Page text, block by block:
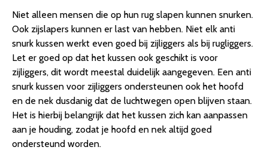
Niet alleen mensen die op hun rug slapen kunnen snurken.
Ook zijslapers kunnen er last van hebben. Niet elk anti
snurk kussen werkt even goed bij zijliggers als bij rugliggers.
Let er goed op dat het kussen ook geschikt is voor
zijliggers, dit wordt meestal duidelijk aangegeven. Een anti
snurk kussen voor zijliggers ondersteunen ook het hoofd
en de nek dusdanig dat de luchtwegen open blijven staan.
Het is hierbij belangrijk dat het kussen zich kan aanpassen
aan je houding, zodat je hoofd en nek altijd goed
ondersteund worden.